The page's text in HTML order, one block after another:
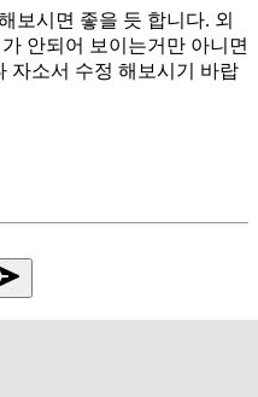
보시면 좋을 듯 합니다. 외
안되어 보이는거만 아니면
자소서 수정 해보시기 바랍